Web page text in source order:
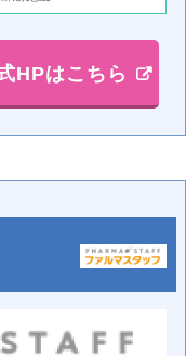
HPはこちら